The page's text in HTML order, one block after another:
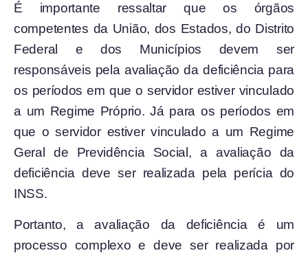
É importante ressaltar que os órgãos
competentes da União, dos Estados, do Distrito
Federal e dos Municípios devem ser
responsáveis pela avaliação da deficiência para
os períodos em que o servidor estiver vinculado
a um Regime Próprio. Já para os períodos em
que o servidor estiver vinculado a um Regime
Geral de Previdência Social, a avaliação da
deficiência deve ser realizada pela perícia do
INSS.
Portanto, a avaliação da deficiência é um
processo complexo e deve ser realizada por